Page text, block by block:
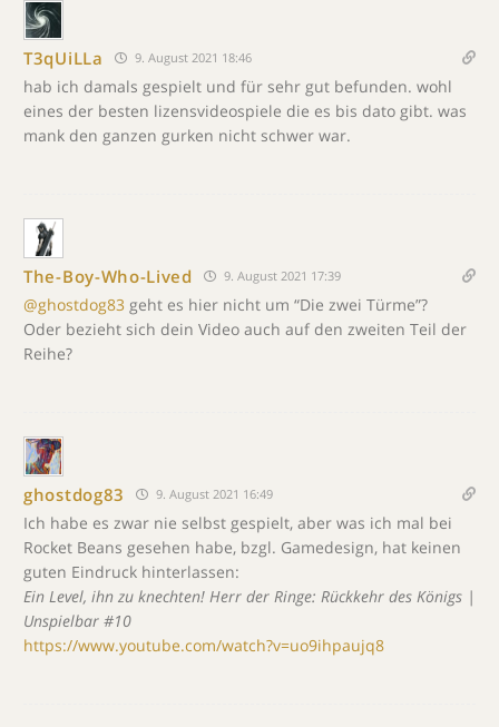
T3qUiLLa 9. August 2021 18:46
hab ich damals gespielt und für sehr gut befunden. wohl
eines der besten lizensvideospiele die es bis dato gibt. was
mank den ganzen gurken nicht schwer war.
The-Boy-Who-Lived 9. August 2021 17:39
@ghostdog83 geht es hier nicht um “Die zwei Türme”?
Oder bezieht sich dein Video auch auf den zweiten Teil der
Reihe?
ghostdog83 9. August 2021 16:49
Ich habe es zwar nie selbst gespielt, aber was ich mal bei
Rocket Beans gesehen habe, bzgl. Gamedesign, hat keinen
guten Eindruck hinterlassen:
Ein Level, ihn zu knechten! Herr der Ringe: Rückkehr des Königs |
Unspielbar #10
https://www.youtube.com/watch?v=uo9ihpaujq8